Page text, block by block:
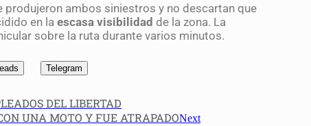
ambos siniestros y no descartan que
en la escasa visibilidad de la zona. La
sobre la ruta durante varios minutos.
Telegram
DEL LIBERTAD
UNA MOTO Y FUE ATRAPADONext